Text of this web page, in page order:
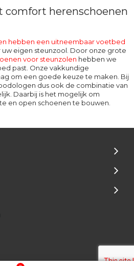
comfort herenschoenen
hebben een uitneembaar voetbed
eigen steunzool. Door onze grote
voor steunzolen hebben we
past. Onze vakkundige
om een goede keuze te maken. Bij
dus ook de combinatie van
Daarbij is het mogelijk om
en open schoenen te bouwen.